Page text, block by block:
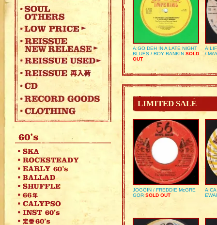
A:GO DEH IN A LATE NIGHT
BLUES / ROY RANKIN SOLD
OUT
/
LIMITED SALE
JOGGIN / FREDDIE McGRE
GOR SOLD OUT